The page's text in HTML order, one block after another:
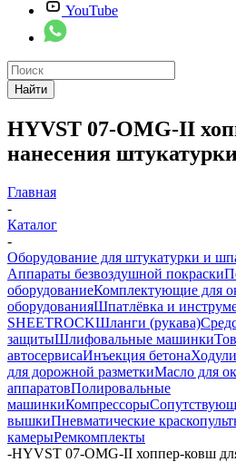
YouTube
Найти
HYVST 07-OMG-II
нанесения
Главная
-
Каталог
-
Оборудование для штукатурки и
Аппараты безвоздушной покраски
оборудованиеКомплектующие для
оборудованияШпатлёвка и
SHEETROCKШланги (рукава)
защитыШлифовальные машинки
автосервисаИнъекция бетона
для дорожной разметкиМасло для
аппаратовПолировальные
машинкиКомпрессоры
вышкиПневматические
камерыРемкомплекты
-HYVST 07-OMG-II хоппер-ковш